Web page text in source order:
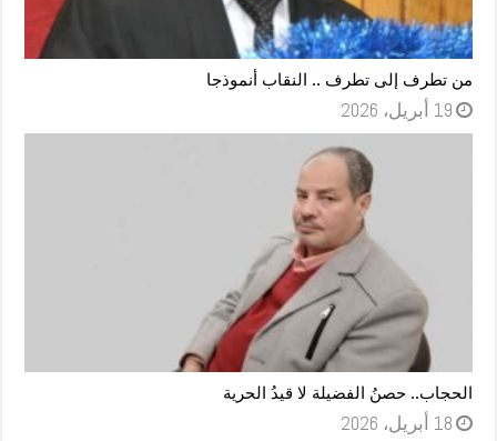
من تطرف إلى تطرف .. النقاب أنموذجا
19 أبريل، 2026
الحجاب.. حصنُ الفضيلة لا قيدُ الحرية
18 أبريل، 2026